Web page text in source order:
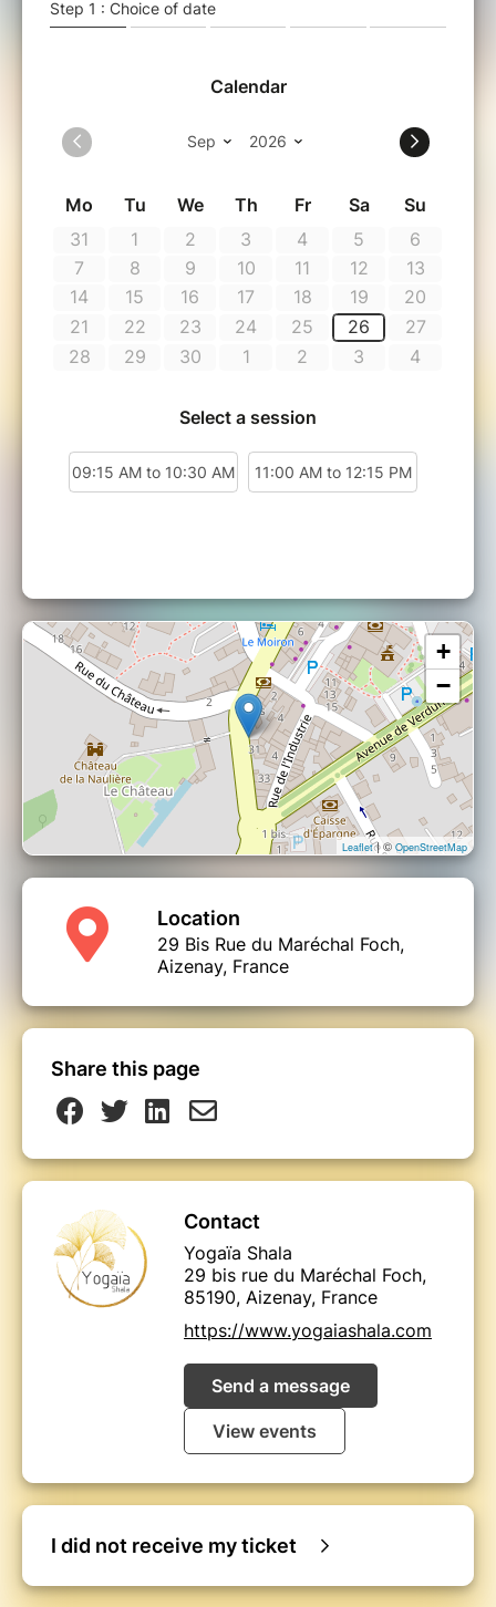
- les femmes enceintes.
• Conditions :
minimum de 3 personnes soient inscrites.
- Toute annulation effectuée dans un délai
inférieur à 72 heures avant la date de l’atelier
ne donnera lieu à aucun remboursement. Le
montant total reste exigible ou retenu à titre
de compensation pour les frais engagés et le
préjudice subi. En cas de force majeure
dûment justifiée (certificat médical,
événement imprévisible), une solution pourra
- En cas d'annulation de notre part, un
reprogrammation sera proposée.
+
−
Leaflet| © OpenStreetMap
Location
29 Bis Rue du Maréchal Foch,
Aizenay, France
Share this page
Contact
Yogaïa Shala
29 bis rue du Maréchal Foch,
85190, Aizenay, France
https://www.yogaiashala.com
Send a message
View events
I did not receive my ticket